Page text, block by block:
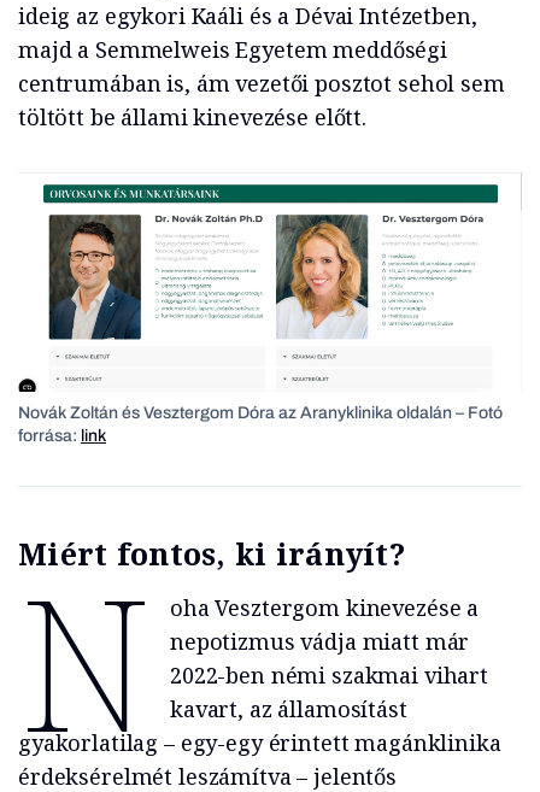
ideig az egykori Kaáli és a Dévai Intézetben,
majd a Semmelweis Egyetem meddőségi
centrumában is, ám vezetői posztot sehol sem
töltött be állami kinevezése előtt.
Novák Zoltán és Vesztergom Dóra az Aranyklinika oldalán – Fotó
forrása: link
Miért fontos, ki irányít?
N
oha Vesztergom kinevezése a
nepotizmus vádja miatt már
2022-ben némi szakmai vihart
kavart, az államosítást
gyakorlatilag – egy-egy érintett magánklinika
érdeksérelmét leszámítva – jelentős